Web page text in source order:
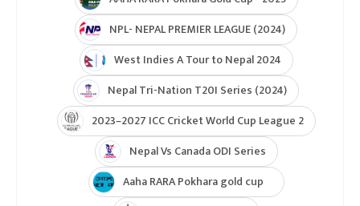
NPL- NEPAL PREMIER LEAGUE (2024)
West Indies A Tour to Nepal 2024
Nepal Tri-Nation T20I Series (2024)
2023–2027 ICC Cricket World Cup League 2
Nepal Vs Canada ODI Series
Aaha RARA Pokhara gold cup